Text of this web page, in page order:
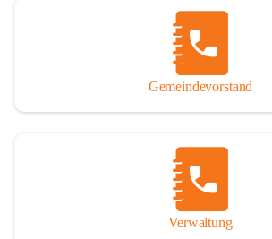
Gemeindevorstand
Verwaltung